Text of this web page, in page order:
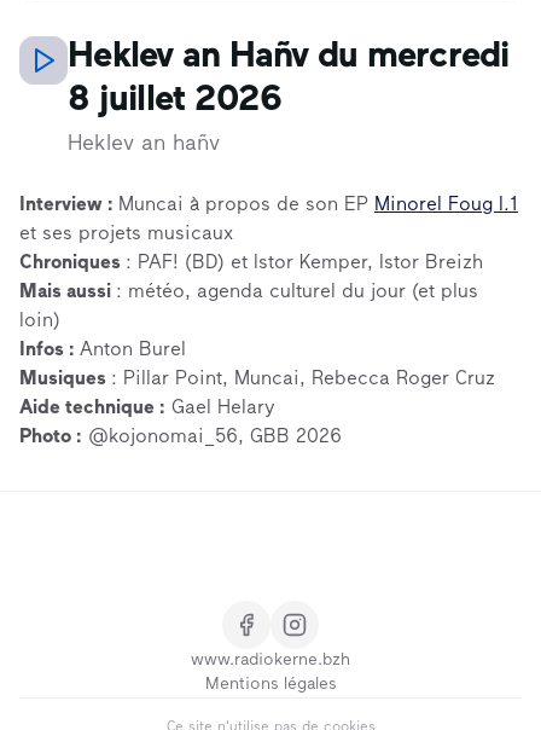
Heklev an Hañv du mercredi
8 juillet 2026
Heklev an hañv
Interview : Muncai à propos de son EP Minorel Foug l.1
et ses projets musicaux
Chroniques : PAF! (BD) et Istor Kemper, Istor Breizh
Mais aussi : météo, agenda culturel du jour (et plus
loin)
Infos : Anton Burel
Musiques : Pillar Point, Muncai, Rebecca Roger Cruz
Aide technique : Gael Helary
Photo : @kojonomai_56, GBB 2026
www.radiokerne.bzh
Mentions légales